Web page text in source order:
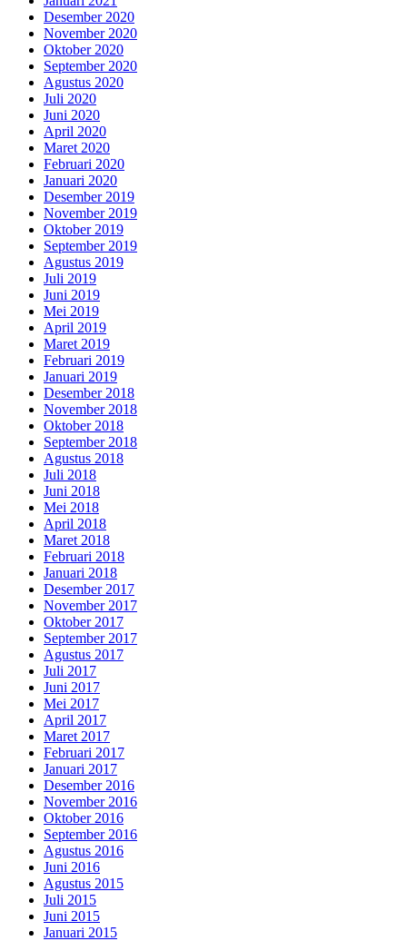
Desember 2020
November 2020
Oktober 2020
September 2020
Agustus 2020
Juli 2020
Juni 2020
April 2020
Maret 2020
Februari 2020
Januari 2020
Desember 2019
November 2019
Oktober 2019
September 2019
Agustus 2019
Juli 2019
Juni 2019
Mei 2019
April 2019
Maret 2019
Februari 2019
Januari 2019
Desember 2018
November 2018
Oktober 2018
September 2018
Agustus 2018
Juli 2018
Juni 2018
Mei 2018
April 2018
Maret 2018
Februari 2018
Januari 2018
Desember 2017
November 2017
Oktober 2017
September 2017
Agustus 2017
Juli 2017
Juni 2017
Mei 2017
April 2017
Maret 2017
Februari 2017
Januari 2017
Desember 2016
November 2016
Oktober 2016
September 2016
Agustus 2016
Juni 2016
Agustus 2015
Juli 2015
Juni 2015
Januari 2015